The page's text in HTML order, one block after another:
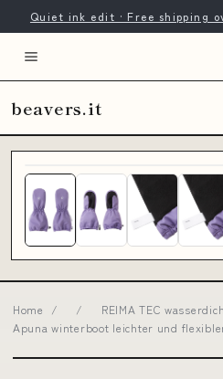
Quiet ink edit · Free shipping
beavers.it
Home / /
REIMA TEC
Apuna winterboot leichter und